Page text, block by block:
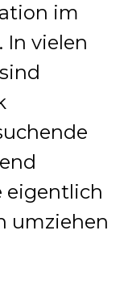
im
In vielen
eigentlich
umziehen